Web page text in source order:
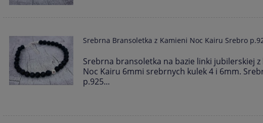
Srebrna Bransoletka z Kamieni Noc Kairu Srebro
Srebrna bransoletka na bazie linki jubilerskiej z
Noc Kairu 6mmi srebrnych kulek 4 i 6mm.
p.925...